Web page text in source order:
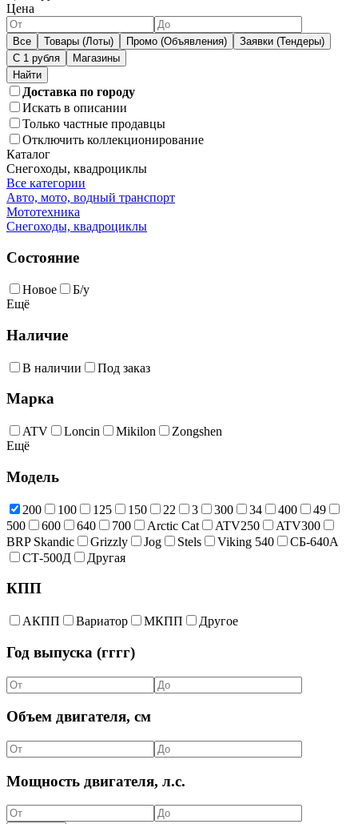
Цена
Все Товары (Лоты) Промо (Объявления)
Заявки (Тендеры)
С 1 рубля
Магазины
Доставка по городу
Искать в описании
Только частные продавцы
Отключить коллекционирование
Каталог
Снегоходы, квадроциклы
Все категории
Авто, мото, водный транспорт
Мототехника
Снегоходы, квадроциклы
Состояние
Новое
Б/у
Ещё
Наличие
В наличии Под заказ
Марка
ATV Loncin Mikilon
Zongshen
Ещё
Модель
200 100 125 150 22 3 300 34 400
49
500
600 640 700 Arctic Cat ATV250
ATV300
BRP Skandic
Grizzly Jog Stels Viking 540
СБ-640А
СТ-500Д
Другая
КПП
АКПП Вариатор МКПП Другое
Год выпуска (гггг)
Объем двигателя, см
Мощность двигателя, л.с.